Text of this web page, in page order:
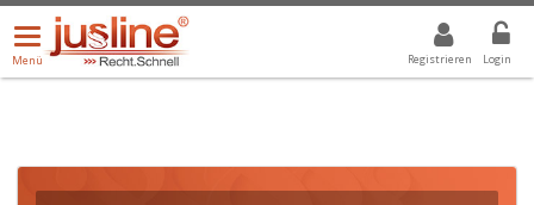
Registrieren Login
Menü
öffnen/schließen
Menü
ALLE DROPDOWN: GEWÄHLTER WERT IST ALLE